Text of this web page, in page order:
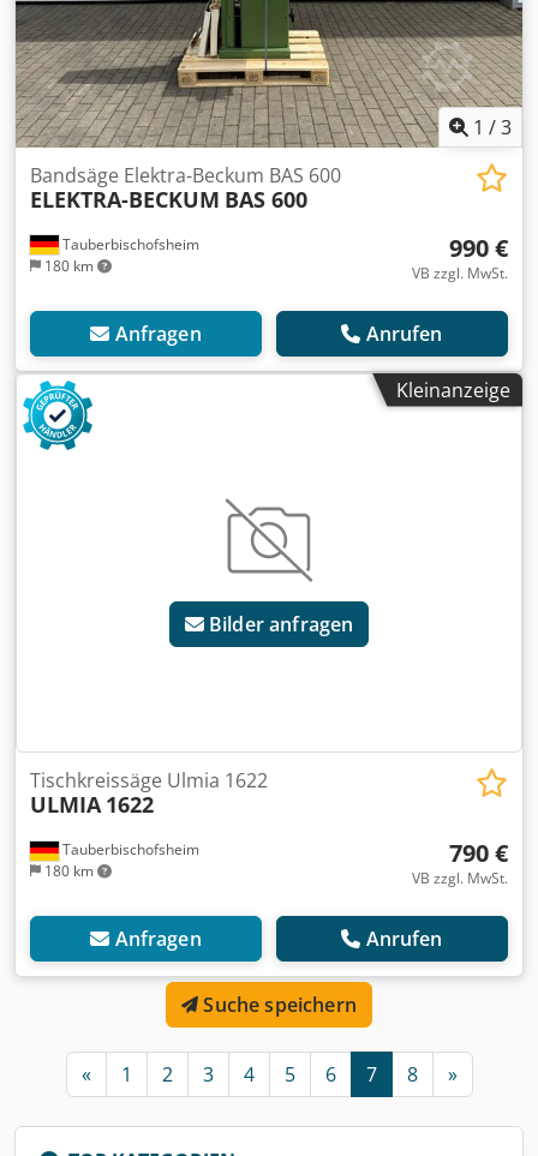
1 /3
Tauberbischofsheim
180 km
Bandsäge Elektra-Beckum BAS 600
ELEKTRA-BECKUM BAS 600
990 €
VB zzgl. MwSt.
Anfragen Anrufen
Kleinanzeige
Bilder anfragen
Tauberbischofsheim
180 km
Tischkreissäge Ulmia 1622
ULMIA 1622
790 €
VB zzgl. MwSt.
Anfragen Anrufen
Suche speichern
« 1 2 3 4 5 6 7 8 »